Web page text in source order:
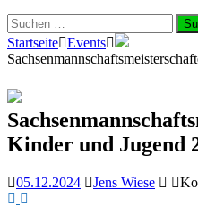
Suchen
nach:
Startseite Events
Kinder und Jugend
05.12.2024 Jens Wiese